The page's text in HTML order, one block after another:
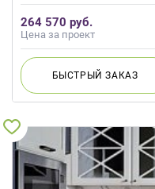
264 570 руб.
Цена за проект
БЫСТРЫЙЗАКАЗ